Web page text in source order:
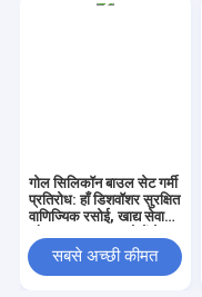
गोल सिलिकॉन बाउल सेट गर्मी
प्रतिरोध: हाँ डिशवॉशर सुरक्षित
वाणिज्यिक रसोई, खाद्य सेवा
लिए आदर्श
सबसे अच्छी कीमत